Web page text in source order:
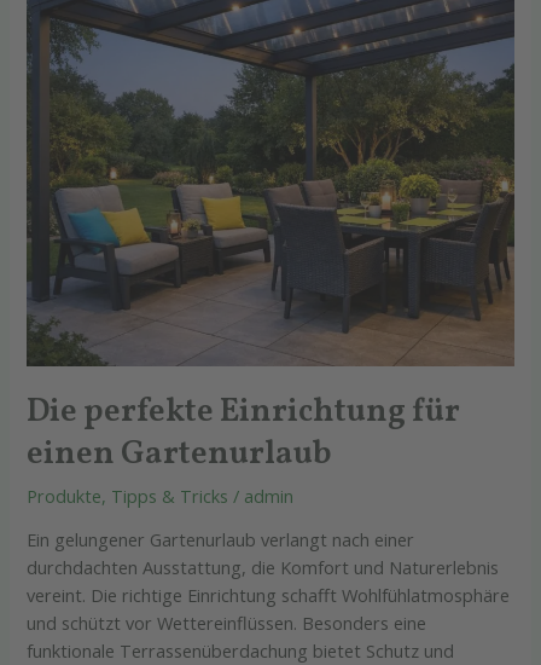
Die perfekte Einrichtung für
einen Gartenurlaub
Produkte, Tipps & Tricks / admin
Ein gelungener Gartenurlaub verlangt nach einer
durchdachten Ausstattung, die Komfort und Naturerlebnis
vereint. Die richtige Einrichtung schafft Wohlfühlatmosphäre
und schützt vor Wettereinflüssen. Besonders eine
funktionale Terrassenüberdachung bietet Schutz und
Gartenurlaub